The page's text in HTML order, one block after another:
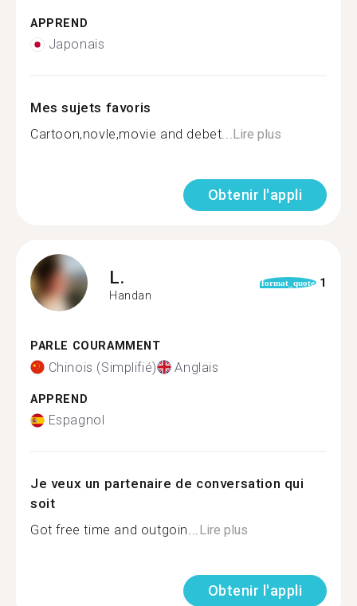
APPREND
Japonais
Mes sujets favoris
Cartoon,novle,movie and debet...Lire plus
Obtenir l'appli
L.
Handan
format_quote 1
PARLE COURAMMENT
Chinois (Simplifié) Anglais
APPREND
Espagnol
Je veux un partenaire de conversation qui
soit
Got free time and outgoin...Lire plus
Obtenir l'appli